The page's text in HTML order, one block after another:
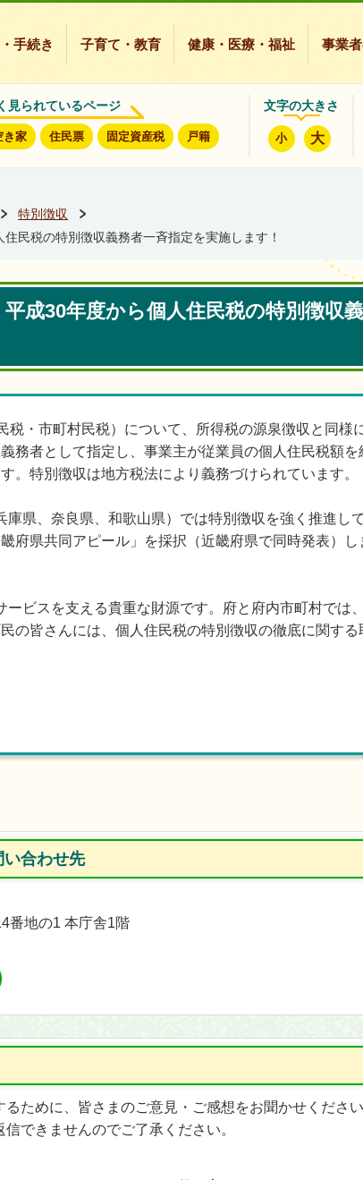
手続き 子育て・教育 健康・医療・福祉 事業
見られているページ
き家 住民票 固定資産税 戸籍
文字の大きさ
小 大
特別徴収
民税の特別徴収義務者一斉指定を実施します！
成30年度から個人住民税の特別徴収
税・市町村民税）について、所得税の源泉徴収と同様
務者として指定し、事業主が従業員の個人住民税額
。特別徴収は地方税法により義務づけられています。
県、奈良県、和歌山県）では特別徴収を強く推進し
府県共同アピール」を採択（近畿府県で同時発表）
ビスを支える貴重な財源です。府と府内市町村では
の皆さんには、個人住民税の特別徴収の徹底に関す
い合わせ先
番地の1 本庁舎1階
ために、皆さまのご意見・ご感想をお聞かせくださ
できませんのでご了承ください。